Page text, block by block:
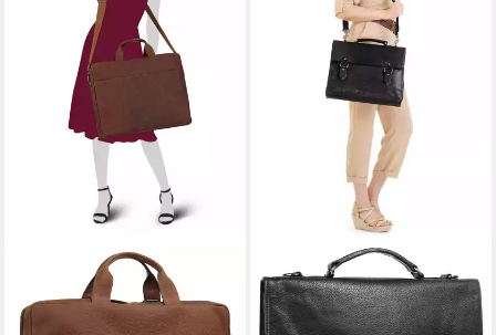
BODENSCHATZ
Aktentasche, echt Leder
229,95 €
UVP299,95 €
BODENSCHATZ
Aktentasche, echt Leder
169,95 € UVP199,95 €